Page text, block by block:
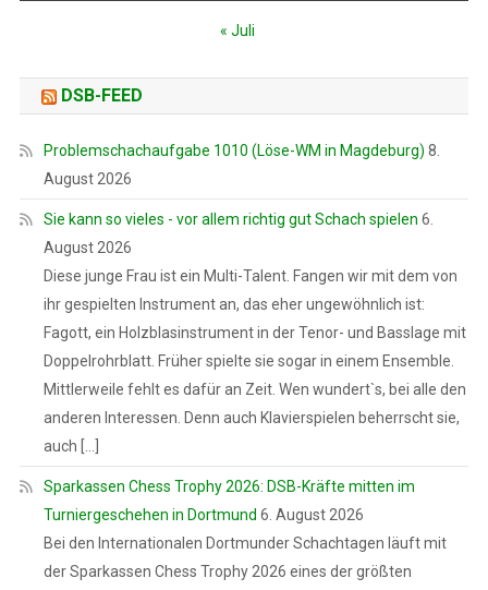
« Juli
DSB-FEED
Problemschachaufgabe 1010 (Löse-WM in Magdeburg) 8.
August 2026
Sie kann so vieles - vor allem richtig gut Schach spielen 6.
August 2026
Diese junge Frau ist ein Multi-Talent. Fangen wir mit dem von
ihr gespielten Instrument an, das eher ungewöhnlich ist:
Fagott, ein Holzblasinstrument in der Tenor- und Basslage mit
Doppelrohrblatt. Früher spielte sie sogar in einem Ensemble.
Mittlerweile fehlt es dafür an Zeit. Wen wundert`s, bei alle den
anderen Interessen. Denn auch Klavierspielen beherrscht sie,
auch […]
Sparkassen Chess Trophy 2026: DSB-Kräfte mitten im
Turniergeschehen in Dortmund 6. August 2026
Bei den Internationalen Dortmunder Schachtagen läuft mit
der Sparkassen Chess Trophy 2026 eines der größten